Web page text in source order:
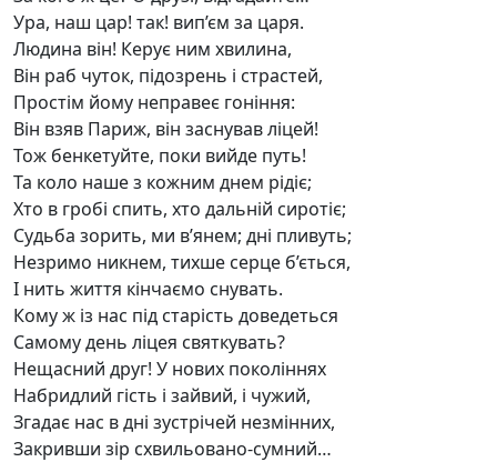
Ура, наш цар! так! вип’єм за царя.
Людина він! Керує ним хвилина,
Він раб чуток, підозрень і страстей,
Простім йому неправеє гоніння:
Він взяв Париж, він заснував ліцей!
Тож бенкетуйте, поки вийде путь!
Та коло наше з кожним днем рідіє;
Хто в гробі спить, хто дальній сиротіє;
Судьба зорить, ми в’янем; дні пливуть;
Незримо никнем, тихше серце б’ється,
І нить життя кінчаємо снувать.
Кому ж із нас під старість доведеться
Самому день ліцея святкувать?
Нещасний друг! У нових поколіннях
Набридлий гість і зайвий, і чужий,
Згадає нас в дні зустрічей незмінних,
Закривши зір схвильовано-сумний…